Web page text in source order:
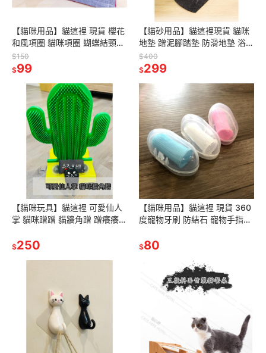
【貓咪用品】貓這裡 現貨 櫻花
和風項圈 貓咪項圈 蝴蝶結頸圈
可調節項圈 寵物項圈
$150
$99
【貓砂用品】貓這裡現貨 貓咪
地墊 蹭泥腳踏墊 防滑地墊 浴室
踏墊 貓砂墊 落砂墊 貓砂
$400
$299
【貓咪玩具】貓這裡 可愛仙人
掌 貓咪蹭蹭 貓牆角蹭 蹭癢癢器
$250
【貓咪用品】貓這裡 現貨 360
度寵物牙刷 防結石 寵物手指牙
$80